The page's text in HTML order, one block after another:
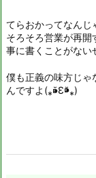
てらおかってなんじ
そろそろ営業が再
事に書くことがな
僕も正義の味方じゃ
んですよ(⁎⁍̴̆Ɛ⁍̴̆⁎)